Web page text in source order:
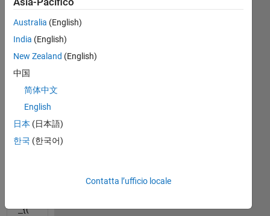
wa
nt
foll
owi
ng
pt
to
calc
e:
_{(
Australia (English)
India (English)
New Zealand (English)
中国
简体中文
English
日本 (日本語)
한국 (한국어)
Contatta l’ufficio locale